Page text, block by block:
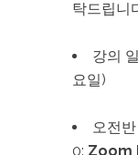
탁드립니
강의
요일)
오전
0: Zoom